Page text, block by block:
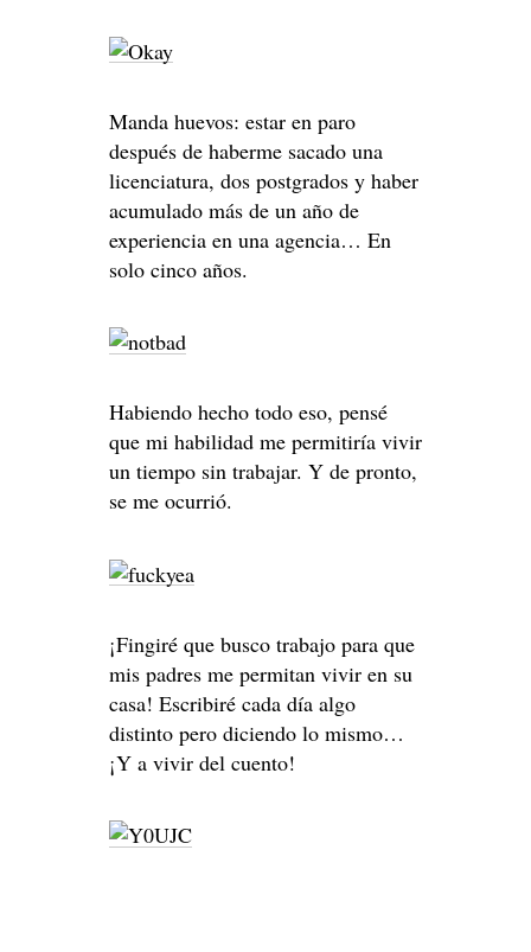
Manda huevos: estar en paro
después de haberme sacado una
licenciatura, dos postgrados y haber
acumulado más de un año de
experiencia en una agencia… En
solo cinco años.
Habiendo hecho todo eso, pensé
que mi habilidad me permitiría vivir
un tiempo sin trabajar. Y de pronto,
se me ocurrió.
¡Fingiré que busco trabajo para que
mis padres me permitan vivir en su
casa! Escribiré cada día algo
distinto pero diciendo lo mismo…
¡Y a vivir del cuento!